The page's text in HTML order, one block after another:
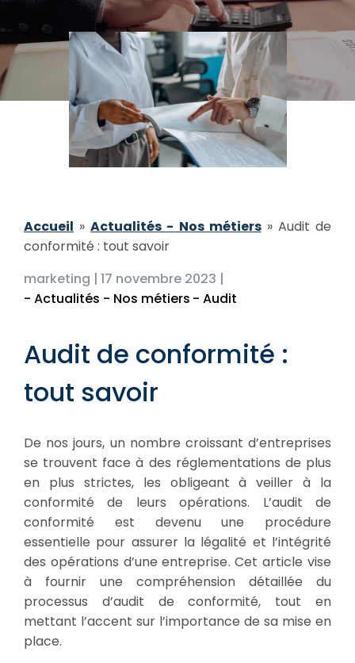
Accueil »Actualités - Nos métiers» Audit de
conformité : tout savoir
marketing | 17 novembre 2023 |
- Actualités - Nos métiers - Audit
Audit de conformité :
tout savoir
De nos jours, un nombre croissant d’entreprises
se trouvent face à des réglementations de plus
en plus strictes, les obligeant à veiller à la
conformité de leurs opérations. L’audit de
conformité est devenu une procédure
essentielle pour assurer la légalité et l’intégrité
des opérations d’une entreprise. Cet article vise
à fournir une compréhension détaillée du
processus d’audit de conformité, tout en
mettant l’accent sur l’importance de sa mise en
place.